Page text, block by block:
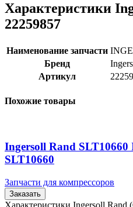
Характеристики
22259857
Наименование запчасти
Бренд
Артикул
Похожие товары
Ingersoll Rand
SLT10660
Запчасти для компрессоров
Заказать